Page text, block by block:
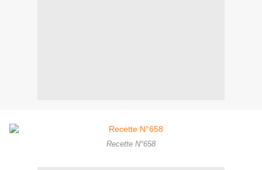
Recette N°658